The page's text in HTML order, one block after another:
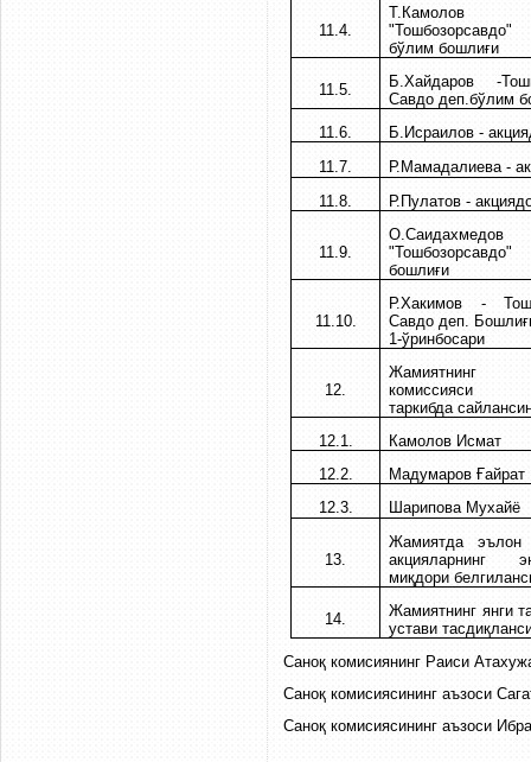
11.4.
"Тошбозорсавдо"
бўлим бошлиғи
11.5.
Б.Хайдаров -
Савдо деп.бўлим
11.6.
Б.Исраилов -
11.7.
Р.Мамадалиева -
11.8.
Р.Пулатов -
11.9.
бошлиғи
11.10.
Р.Хакимов -
Савдо деп.
1-ўринбосари
12.
Жамиятнинг
комиссияси
таркибда
12.1.
Камолов Исмат
12.2.
Мадумаров Ғайрат
12.3.
Шарипова Мухайё
13.
Жамиятда эълон
акцияларнинг
миқдори
14.
Жамиятнинг янги
устави
Саноқ комисиянинг Раиси
Саноқ комисиясининг аъзоси
Саноқ комисиясининг аъзоси